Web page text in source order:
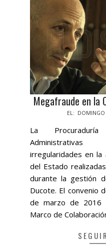
Megafraude en la
01
EL: DOMINGO
La
irregularidades en la
del Estado
durante la gestión
Ducote. El convenio
de marzo de 2016
Marco de